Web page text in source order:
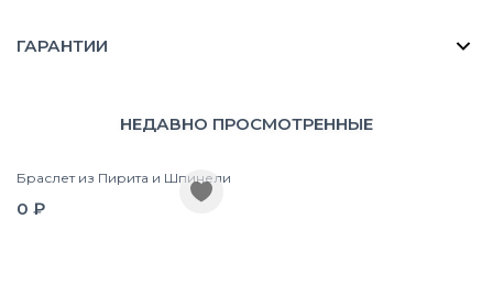
ГАРАНТИИ
НЕДАВНО ПРОСМОТРЕННЫЕ
Браслет из Пирита и Шпинели
0 ₽